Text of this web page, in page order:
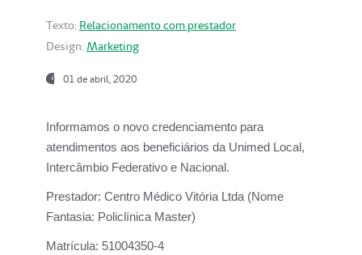
Texto: Relacionamento com prestador
Design: Marketing
01 de abril, 2020
Informamos o novo credenciamento para
atendimentos aos beneficiários da Unimed Local,
Intercâmbio Federativo e Nacional.
Prestador: Centro Médico Vitória Ltda (Nome
Fantasia: Policlínica Master)
Matrícula: 51004350-4